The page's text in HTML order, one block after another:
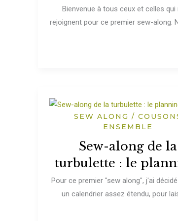
Bienvenue à tous ceux et celles qui
rejoignent pour ce premier sew-along.
SEW ALONG /
ENSEMBLE
Sew-along de la
turbulette : le
Pour ce premier "sew along", j'ai
un calendrier assez étendu, pour